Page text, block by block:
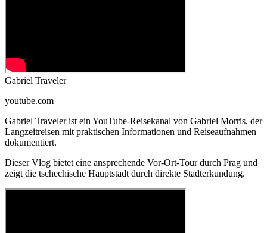
Gabriel Traveler
youtube.com
Gabriel Traveler ist ein YouTube-Reisekanal von Gabriel Morris, der
Langzeitreisen mit praktischen Informationen und Reiseaufnahmen
dokumentiert.
Dieser Vlog bietet eine ansprechende Vor-Ort-Tour durch Prag und
zeigt die tschechische Hauptstadt durch direkte Stadterkundung.